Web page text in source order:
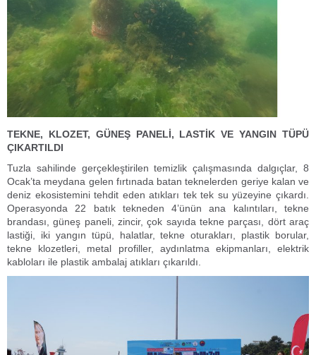
TEKNE, KLOZET, GÜNEŞ PANELİ, LASTİK VE YANGIN TÜPÜ
ÇIKARTILDI
Tuzla sahilinde gerçekleştirilen temizlik çalışmasında dalgıçlar, 8
Ocak’ta meydana gelen fırtınada batan teknelerden geriye kalan ve
deniz ekosistemini tehdit eden atıkları tek tek su yüzeyine çıkardı.
Operasyonda 22 batık tekneden 4’ünün ana kalıntıları, tekne
brandası, güneş paneli, zincir, çok sayıda tekne parçası, dört araç
lastiği, iki yangın tüpü, halatlar, tekne oturakları, plastik borular,
tekne klozetleri, metal profiller, aydınlatma ekipmanları, elektrik
kabloları ile plastik ambalaj atıkları çıkarıldı.